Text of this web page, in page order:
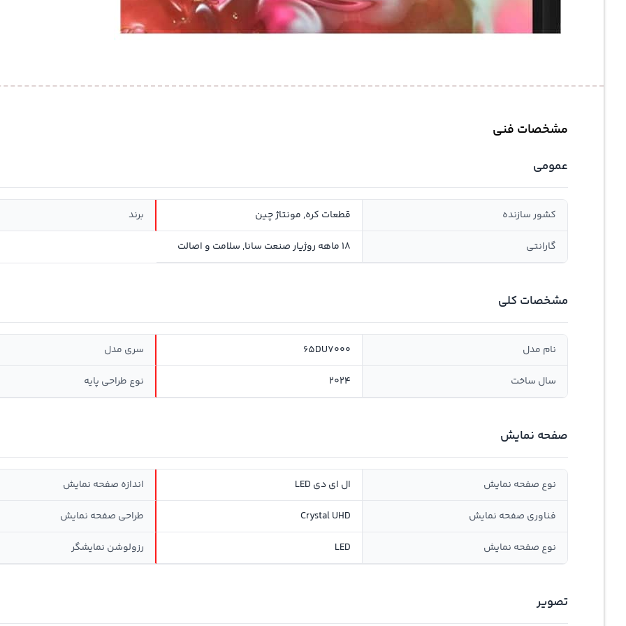
مشخصات فنی
عمومی
کشور سازنده قطعات کره, مونتاژ چین برند
گارانتی 18 ماهه روژیار صنعت سانا, سلامت و اصالت
مشخصات کلی
نام مدل 65DU7000 سری مدل
سال ساخت 2024 نوع طراحی پایه
صفحه نمایش
نوع صفحه نمایش ال ای دی LED اندازه صفحه نمایش
فناوری صفحه نمایش Crystal UHD طراحی صفحه نمایش
نوع صفحه نمایش LED رزولوشن نمایشگر
تصویر